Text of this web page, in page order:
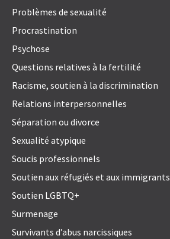
Problèmes de sexualité
Procrastination
Psychose
Questions relatives à la fertilité
Racisme, soutien à la discrimination
Relations interpersonnelles
Séparation ou divorce
Sexualité atypique
Soucis professionnels
Soutien aux réfugiés et aux immigrants
Soutien LGBTQ+
Surmenage
Survivants d’abus narcissiques